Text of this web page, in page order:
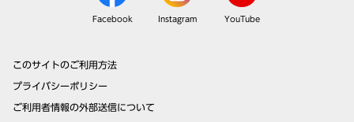
Facebook Instagram YouTube
このサイトのご利用方法
プライバシーポリシー
ご利用者情報の外部送信について